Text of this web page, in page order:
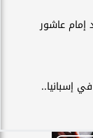
عاشور
إسبانيا..